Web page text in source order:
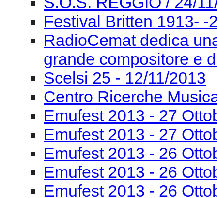
Festival Britten 1913-
RadioCemat dedica
grande compositore e
Scelsi 25 - 12/11/2013
Centro Ricerche
Emufest 2013 - 27
Emufest 2013 - 27
Emufest 2013 - 26
Emufest 2013 - 26
Emufest 2013 - 26